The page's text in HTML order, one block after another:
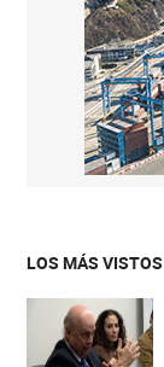
LOS MÁS VISTOS